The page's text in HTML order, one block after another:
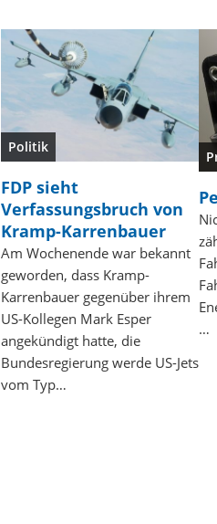
Politik
FDP sieht
Verfassungsbruch von
Kramp-Karrenbauer
Am Wochenende war bekannt
geworden, dass Kramp-
Karrenbauer gegenüber ihrem
US-Kollegen Mark Esper
angekündigt hatte, die
Bundesregierung werde US-Jets
vom Typ…
…